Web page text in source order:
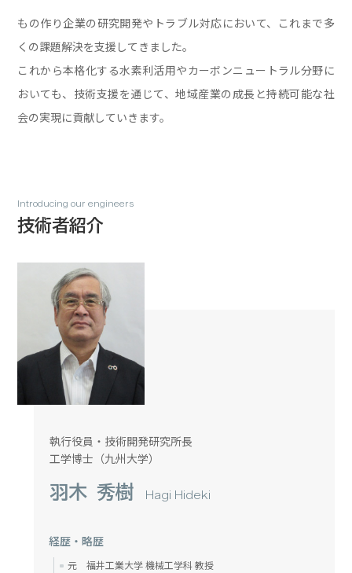
もの作り企業の研究開発やトラブル対応において、これまで多
くの課題解決を支援してきました。
これから本格化する水素利活用やカーボンニュートラル分野に
おいても、 技術支援を通じて、地域産業の成長と持続可能な社
会の実現に貢献していきます。
Introducing our engineers
技術者紹介
執行役員・技術開発研究所長
工学博士（九州大学）
羽木 秀樹 Hagi Hideki
経歴・略歴
元 福井工業大学 機械工学科 教授